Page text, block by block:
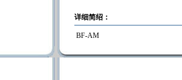
详细简绍：
BF-AM